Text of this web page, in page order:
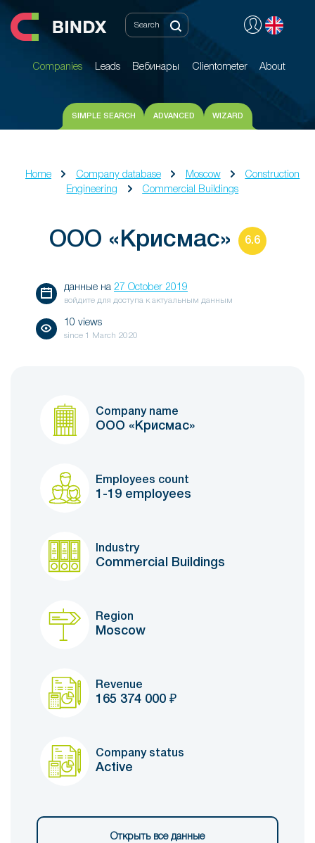
Companies Leads Вебинары Clientometer About
Companies Leads Вебинары Clientometer About
SIMPLE SEARCH ADVANCED WIZARD
Home Company database Moscow
Construction
Engineering
Commercial Buildings
ООО «Крисмас» 6.6
данные на 27 October 2019
войдите для доступа к актуальным данным
10 views
since 1 March 2020
Company name
ООО «Крисмас»
Employees count
1-19 employees
Industry
Commercial Buildings
Region
Moscow
Revenue
165 374 000 ₽
Company status
Active
Открыть все данные